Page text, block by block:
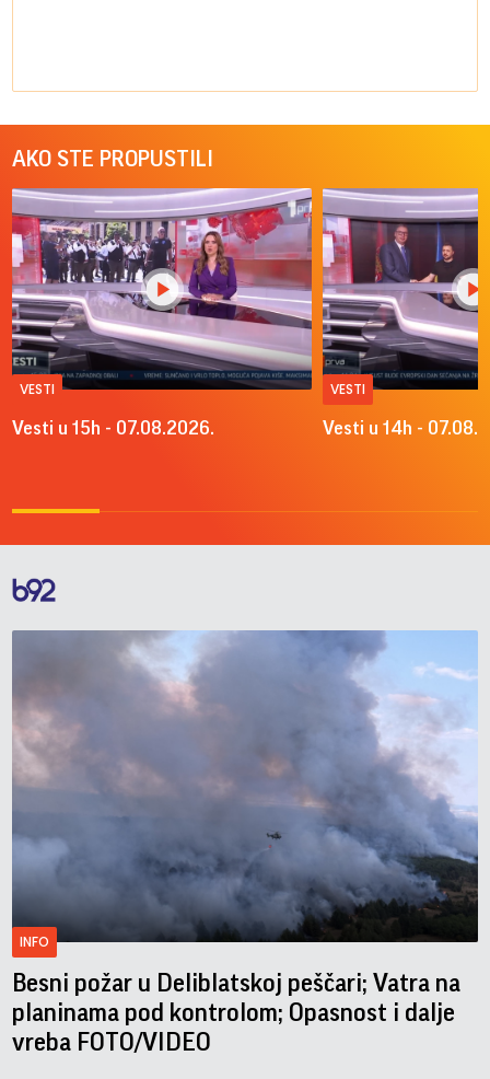
AKO STE PROPUSTILI
VESTI
Vesti u 15h - 07.08.2026.
VESTI
Vesti u 14h -
INFO
Besni požar u Deliblatskoj peščari; Vatra na
planinama pod kontrolom; Opasnost i dalje
vreba FOTO/VIDEO